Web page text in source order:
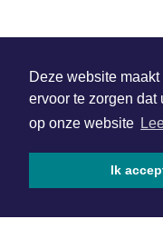
Deze website
ervoor te zorgen dat
op onze website
Ik